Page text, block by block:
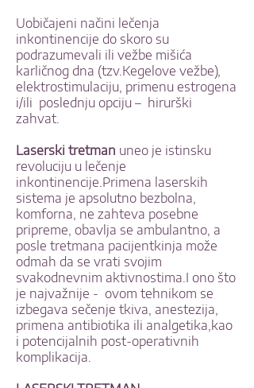
Uobičajeni načini lečenja
inkontinencije do skoro su
podrazumevali ili vežbe mišića
karličnog dna (tzv.Kegelove vežbe),
elektrostimulaciju, primenu estrogena
i/ili poslednju opciju – hirurški
zahvat.
Laserski tretman uneo je istinsku
revoluciju u lečenje
inkontinencije.Primena laserskih
sistema je apsolutno bezbolna,
komforna, ne zahteva posebne
pripreme, obavlja se ambulantno, a
posle tretmana pacijentkinja može
odmah da se vrati svojim
svakodnevnim aktivnostima.I ono što
je najvažnije - ovom tehnikom se
izbegava sečenje tkiva, anestezija,
primena antibiotika ili analgetika,kao
i potencijalnih post-operativnih
komplikacija.